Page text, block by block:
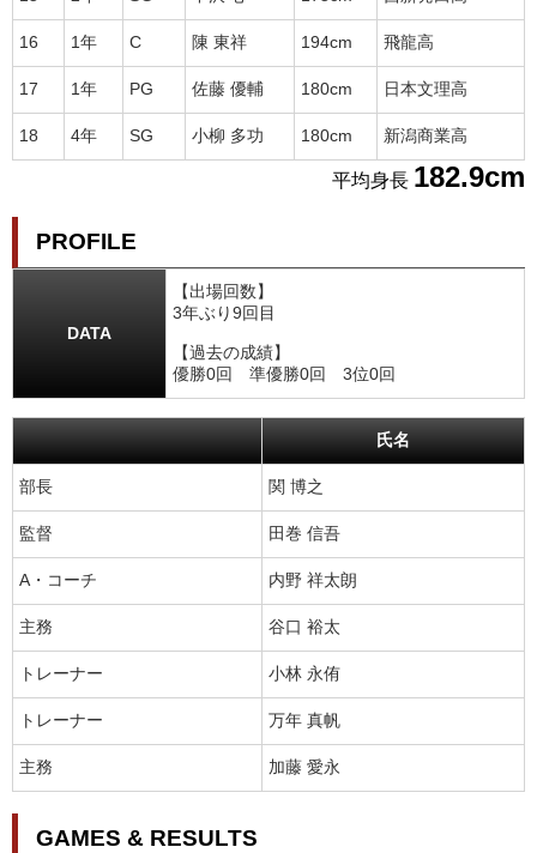
16 1年 C 陳 東祥 194cm 飛龍高
17 1年 PG 佐藤 優輔 180cm 日本文理高
18 4年 SG 小柳 多功 180cm 新潟商業高
平均身長 182.9cm
PROFILE
DATA
【出場回数】
3年ぶり9回目
【過去の成績】
優勝0回 準優勝0回 3位0回
氏名
部長 関 博之
監督 田巻 信吾
A・コーチ 内野 祥太朗
主務 谷口 裕太
トレーナー 小林 永侑
トレーナー 万年 真帆
主務 加藤 愛永
GAMES & RESULTS